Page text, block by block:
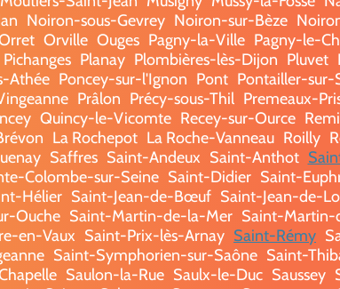
Noiron-sous-Gevrey Noiron-sur-Bèze
Orville Ouges Pagny-la-Ville Pagny-le-
Pichanges Planay Plombières-lès-Dijon Pluvet
Athée Poncey-sur-l'Ignon Pont Pontailler-sur-
Prâlon Précy-sous-Thil Premeaux-
Quincy-le-Vicomte Recey-sur-Ource
La Rochepot La Roche-Vanneau Roilly
Saffres Saint-Andeux Saint-Anthot
Colombe-sur-Seine Saint-Didier Saint-
Hélier Saint-Jean-de-Bœuf Saint-Jean-de-
Ouche Saint-Martin-de-la-Mer Saint-
en-Vaux Saint-Prix-lès-Arnay Saint-Rémy
Saint-Symphorien-sur-Saône Saint-
Saulon-la-Rue Saulx-le-Duc Saussey